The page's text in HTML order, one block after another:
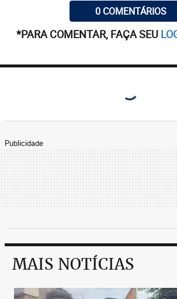
0 COMENTÁRIOS
*PARA COMENTAR, FAÇA SEU
Publicidade
MAIS NOTÍCIAS